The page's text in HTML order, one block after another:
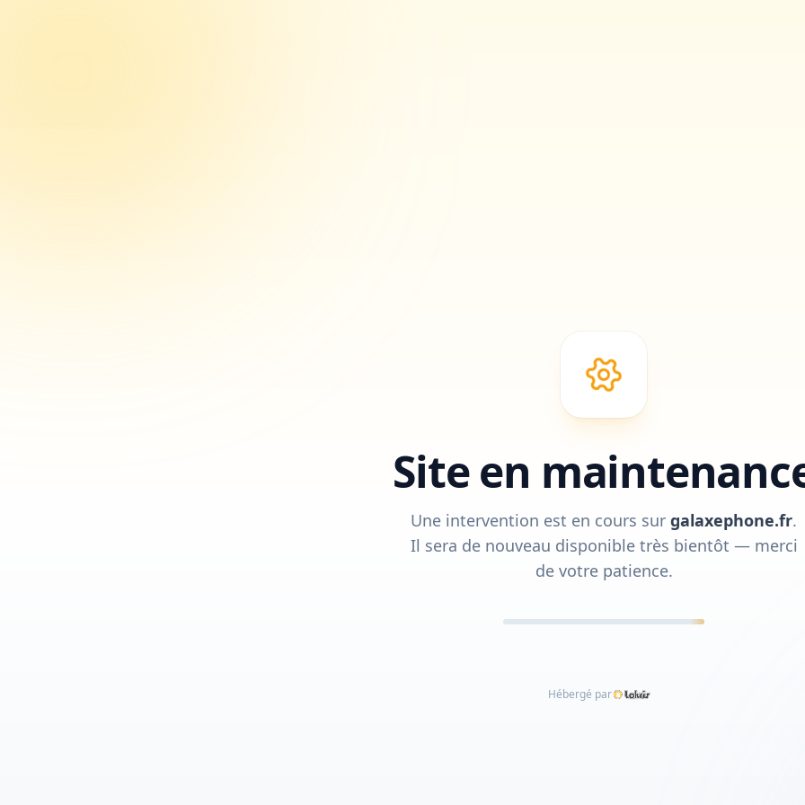
Site en
Une intervention est en cours sur galaxephone.fr.
Il sera de nouveau disponible très bientôt — merci
de votre patience.
Hébergé par